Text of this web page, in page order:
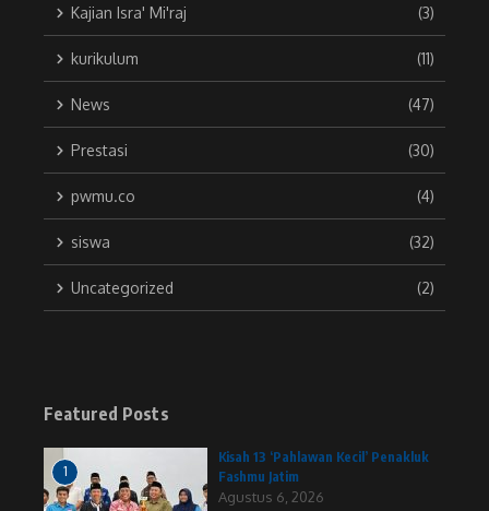
Kajian Isra' Mi'raj (3)
kurikulum (11)
News (47)
Prestasi (30)
pwmu.co (4)
siswa (32)
Uncategorized (2)
Featured Posts
1
Kisah 13 ‘Pahlawan Kecil’ Penakluk
Fashmu Jatim
Agustus 6, 2026